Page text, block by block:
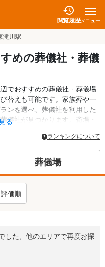
閲覧履歴メニュー
滝川駅
めの葬儀社・葬儀
でおすすめの葬儀社・葬儀場
替えも可能です。家族葬や一
ンを選べ、葬儀社を利用した
儀社が見つかります。斎場・
付で深夜・早朝でも対応可能
る
ランキングについて
葬儀場
価順
した。他のエリアで再度お探